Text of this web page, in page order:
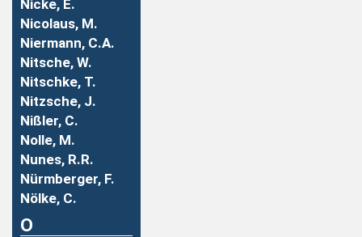
Nicke, E.
Nicolaus, M.
Niermann, C.A.
Nitsche, W.
Nitschke, T.
Nitzsche, J.
Nißler, C.
Nolle, M.
Nunes, R.R.
Nürmberger, F.
Nölke, C.
O